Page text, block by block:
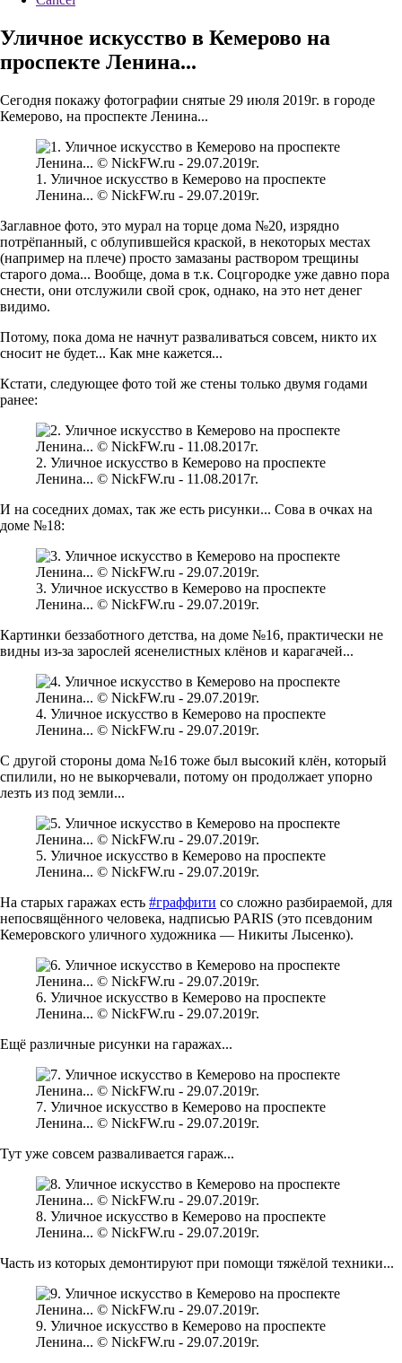
Уличное искусство в Кемерово на
проспекте Ленина...
Сегодня покажу фотографии снятые 29 июля 2019г. в городе
Кемерово, на проспекте Ленина...
1. Уличное искусство в Кемерово на проспекте
Ленина... © NickFW.ru - 29.07.2019г.
Заглавное фото, это мурал на торце дома №20, изрядно
потрёпанный, с облупившейся краской, в некоторых местах
(например на плече) просто замазаны раствором трещины
старого дома... Вообще, дома в т.к. Соцгородке уже давно пора
снести, они отслужили свой срок, однако, на это нет денег
видимо.
Потому, пока дома не начнут разваливаться совсем, никто их
сносит не будет... Как мне кажется...
Кстати, следующее фото той же стены только двумя годами
ранее:
2. Уличное искусство в Кемерово на проспекте
Ленина... © NickFW.ru - 11.08.2017г.
И на соседних домах, так же есть рисунки... Сова в очках на
доме №18:
3. Уличное искусство в Кемерово на проспекте
Ленина... © NickFW.ru - 29.07.2019г.
Картинки беззаботного детства, на доме №16, практически не
видны из-за зарослей ясенелистных клёнов и карагачей...
4. Уличное искусство в Кемерово на проспекте
Ленина... © NickFW.ru - 29.07.2019г.
С другой стороны дома №16 тоже был высокий клён, который
спилили, но не выкорчевали, потому он продолжает упорно
лезть из под земли...
5. Уличное искусство в Кемерово на проспекте
Ленина... © NickFW.ru - 29.07.2019г.
На старых гаражах есть #граффити со сложно разбираемой, для
непосвящённого человека, надписью PARIS (это псевдоним
Кемеровского уличного художника — Никиты Лысенко).
6. Уличное искусство в Кемерово на проспекте
Ленина... © NickFW.ru - 29.07.2019г.
Ещё различные рисунки на гаражах...
7. Уличное искусство в Кемерово на проспекте
Ленина... © NickFW.ru - 29.07.2019г.
Тут уже совсем разваливается гараж...
8. Уличное искусство в Кемерово на проспекте
Ленина... © NickFW.ru - 29.07.2019г.
Часть из которых демонтируют при помощи тяжёлой техники...
9. Уличное искусство в Кемерово на проспекте
Ленина... © NickFW.ru - 29.07.2019г.